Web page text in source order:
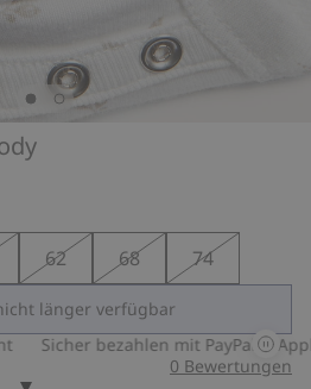
62 68 74
länger verfügbar
Sicher bezahlen mit PayPal & Apple
0 Bewertungen